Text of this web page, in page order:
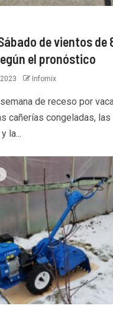
de vientos de
el pronóstico
Infomix
de receso por
cañerías congeladas,
la...